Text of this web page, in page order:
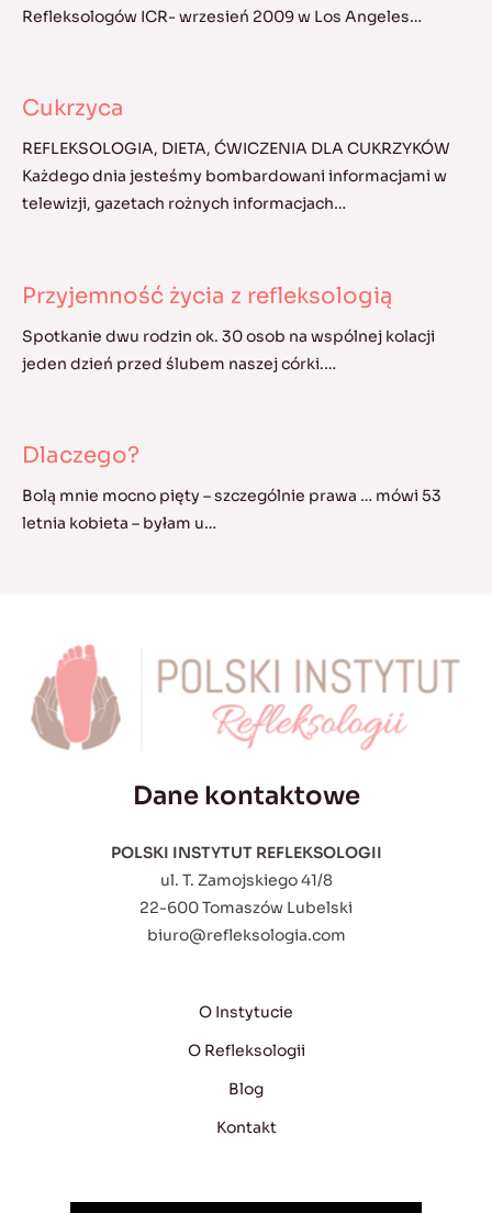
Refleksologów ICR- wrzesień 2009 w Los Angeles…
Cukrzyca
REFLEKSOLOGIA, DIETA, ĆWICZENIA DLA CUKRZYKÓW
Każdego dnia jesteśmy bombardowani informacjami w
telewizji, gazetach rożnych informacjach…
Przyjemność życia z refleksologią
Spotkanie dwu rodzin ok. 30 osob na wspólnej kolacji
jeden dzień przed ślubem naszej córki.…
Dlaczego?
Bolą mnie mocno pięty – szczególnie prawa … mówi 53
letnia kobieta – byłam u…
Dane kontaktowe
POLSKI INSTYTUT REFLEKSOLOGII
ul. T. Zamojskiego 41/8
22-600 Tomaszów Lubelski
biuro@refleksologia.com
O Instytucie
O Refleksologii
Blog
Kontakt